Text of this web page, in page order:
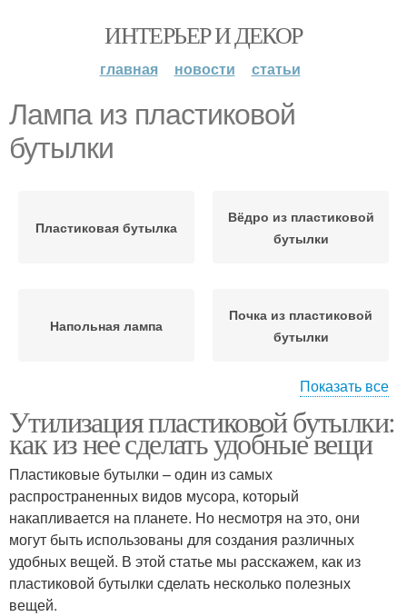
ИНТЕРЬЕР И ДЕКОР
главная новости статьи
Лампа из пластиковой
бутылки
Пластиковая бутылка
Вёдро из пластиковой
бутылки
Напольная лампа
Почка из пластиковой
бутылки
пластиковой бутылки
Бутылка для создания
Бутылки для
домашнего сада
Бутылки для
организации
Показать все
Утилизация пластиковой бутылки:
как из нее сделать удобные вещи
Пластиковые бутылки – один из самых
распространенных видов мусора, который
накапливается на планете. Но несмотря на это, они
могут быть использованы для создания различных
удобных вещей. В этой статье мы расскажем, как из
пластиковой бутылки сделать несколько полезных
вещей.